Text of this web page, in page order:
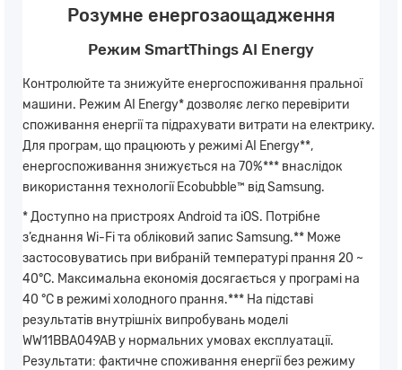
Розумне енергозаощадження
Режим SmartThings AI Energy
Контролюйте та знижуйте енергоспоживання пральної
машини. Режим AI Energy* дозволяє легко перевірити
споживання енергії та підрахувати витрати на електрику.
Для програм, що працюють у режимі AI Energy**,
енергоспоживання знижується на 70%*** внаслідок
використання технології Ecobubble™ від Samsung.
* Доступно на пристроях Android та iOS. Потрібне
з’єднання Wi-Fi та обліковий запис Samsung.** Може
застосовуватись при вибраній температурі прання 20 ~
40°C. Максимальна економія досягається у програмі на
40 °C в режимі холодного прання.*** На підставі
результатів внутрішніх випробувань моделі
WW11BBA049AB у нормальних умовах експлуатації.
Результати: фактичне споживання енергії без режиму